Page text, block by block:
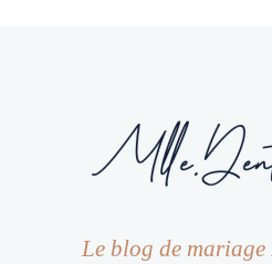
Le blog de